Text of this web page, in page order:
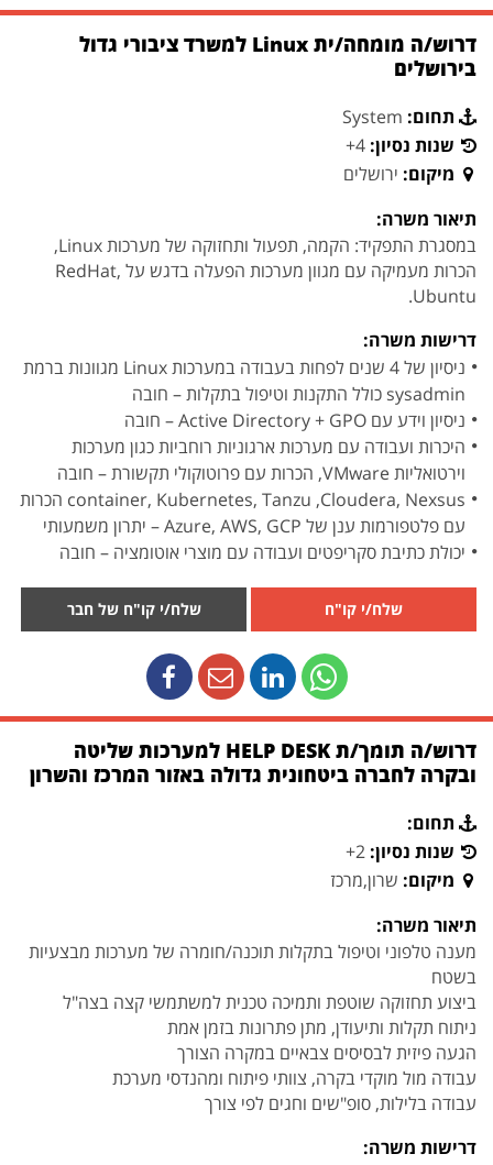
דרוש/ה מומחה/ית Linux למשרד ציבורי גדול
בירושלים
תחום: System
שנות נסיון: 4+
מיקום: ירושלים
תיאור משרה:
במסגרת התפקיד: הקמה, תפעול ותחזוקה של מערכות Linux,
הכרות מעמיקה עם מגוון מערכות הפעלה בדגש על RedHat,
Ubuntu.
דרישות משרה:
ניסיון של 4 שנים לפחות בעבודה במערכות Linux מגוונות ברמת
sysadmin כולל התקנות וטיפול בתקלות – חובה
ניסיון וידע עם Active Directory + GPO – חובה
היכרות ועבודה עם מערכות ארגוניות רוחביות כגון מערכות
וירטואליות VMware, הכרות עם פרוטוקולי תקשורת – חובה
container, Kubernetes, Tanzu ,Cloudera, Nexsus הכרות
עם פלטפורמות ענן של Azure, AWS, GCP – יתרון משמעותי
יכולת כתיבת סקריפטים ועבודה עם מוצרי אוטומציה – חובה
שלח/י קו"ח שלח/י קו"ח של חבר
דרוש/ה תומך/ת HELP DESK למערכות שליטה
ובקרה לחברה ביטחונית גדולה באזור המרכז והשרון
תחום:
שנות נסיון: 2+
מיקום: שרון,מרכז
תיאור משרה:
מענה טלפוני וטיפול בתקלות תוכנה/חומרה של מערכות מבצעיות
בשטח
ביצוע תחזוקה שוטפת ותמיכה טכנית למשתמשי קצה בצה"ל
ניתוח תקלות ותיעודן, מתן פתרונות בזמן אמת
הגעה פיזית לבסיסים צבאיים במקרה הצורך
עבודה מול מוקדי בקרה, צוותי פיתוח ומהנדסי מערכת
עבודה בלילות, סופ"שים וחגים לפי צורך
דרישות משרה: